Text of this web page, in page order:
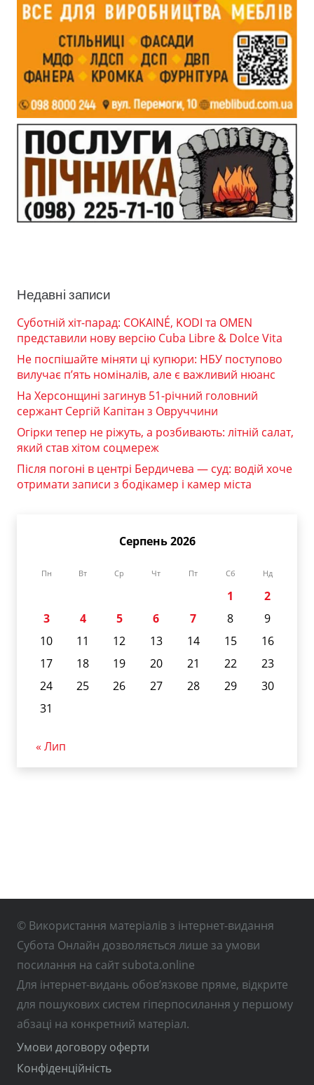
Недавні записи
Суботній хіт-парад: COKAINÉ, KODI та OMEN
представили нову версію Cuba Libre & Dolce Vita
Не поспішайте міняти ці купюри: НБУ поступово
вилучає п’ять номіналів, але є важливий нюанс
На Херсонщині загинув 51-річний головний
сержант Сергій Капітан з Овруччини
Огірки тепер не ріжуть, а розбивають: літній салат,
який став хітом соцмереж
Після погоні в центрі Бердичева — суд: водій хоче
отримати записи з бодікамер і камер міста
Серпень 2026
Пн Вт Ср Чт Пт Сб Нд
1
2
3
4 5 6 7 8
9
10
11 12 13 14 15
16
17
18 19 20 21 22
23
24
25 26 27 28 29
30
31
« Лип
© Використання матеріалів з інтернет-видання
Субота Онлайн дозволяється лише за умови
посилання на сайт subota.online
Для інтернет-видань обов’язкове пряме, відкрите
для пошукових систем гіперпосилання у першому
абзаці на конкретний матеріал.
Умови договору оферти
Конфіденційність